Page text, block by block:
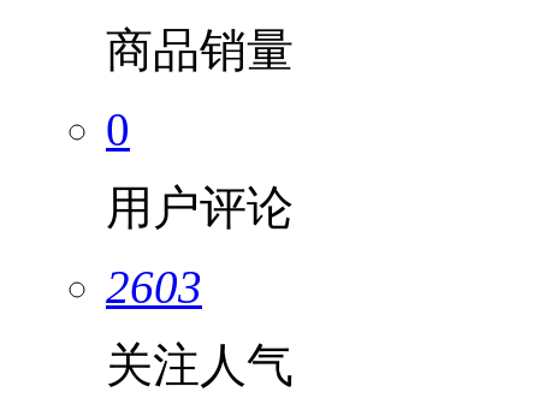
商品销量
0
用户评论
2603
关注人气